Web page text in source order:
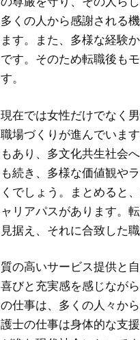
多くの人から感謝される
ます。また、多様な経験
です。そのため転職後も
す。
現在では女性だけでなく
職場づくりが進んでいま
もあり、多文化共生社会
も続き、多様な価値観や
くでしょう。まとめると
ャリアパスがあります。
見据え、それに合致した
質の高いサービス提供と
喜びと充実感を感じなが
の仕事は、多くの人々か
護士の仕事は身体的な支